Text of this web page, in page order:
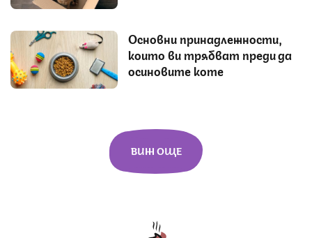
Основни принадлежности,
които ви трябват преди да
осиновите коте
ВИЖ ОЩЕ